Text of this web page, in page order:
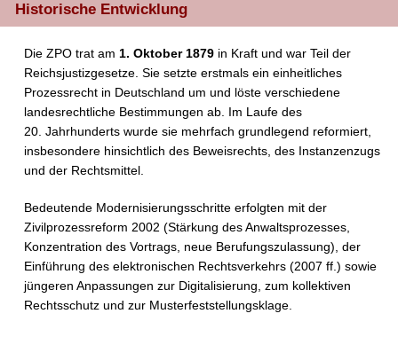
Historische Entwicklung
Die ZPO trat am 1. Oktober 1879 in Kraft und war Teil der
Reichsjustizgesetze. Sie setzte erstmals ein einheitliches
Prozessrecht in Deutschland um und löste verschiedene
landesrechtliche Bestimmungen ab. Im Laufe des
20. Jahrhunderts wurde sie mehrfach grundlegend reformiert,
insbesondere hinsichtlich des Beweisrechts, des Instanzenzugs
und der Rechtsmittel.
Bedeutende Modernisierungsschritte erfolgten mit der
Zivilprozessreform 2002 (Stärkung des Anwaltsprozesses,
Konzentration des Vortrags, neue Berufungszulassung), der
Einführung des elektronischen Rechtsverkehrs (2007 ff.) sowie
jüngeren Anpassungen zur Digitalisierung, zum kollektiven
Rechtsschutz und zur Musterfeststellungsklage.